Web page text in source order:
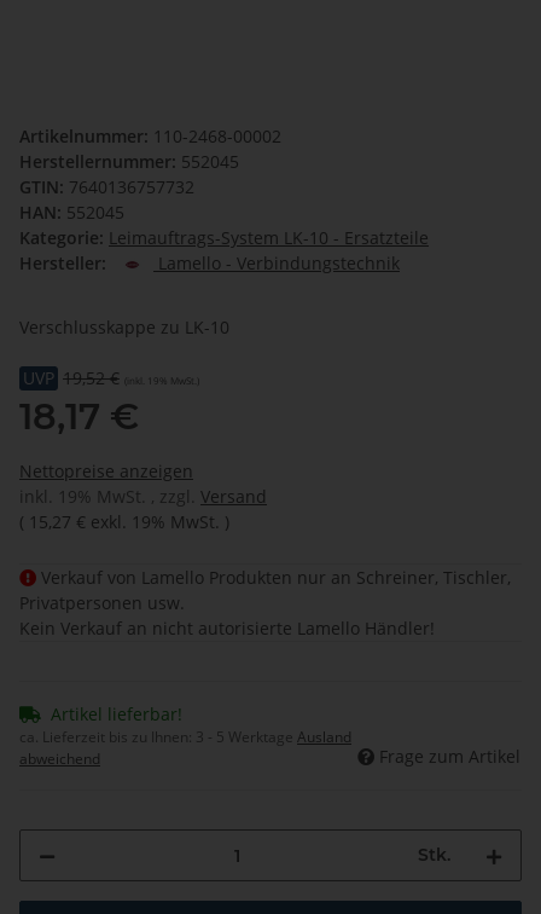
Artikelnummer: 110-2468-00002
Herstellernummer: 552045
GTIN: 7640136757732
HAN: 552045
Kategorie: Leimauftrags-System LK-10 - Ersatzteile
Hersteller:
Lamello - Verbindungstechnik
Verschlusskappe zu LK-10
UVP 19,52 € (inkl. 19% MwSt.)
18,17 €
Nettopreise anzeigen
inkl. 19% MwSt. , zzgl. Versand
( 15,27 € exkl. 19% MwSt. )
Verkauf von Lamello Produkten nur an Schreiner, Tischler,
Privatpersonen usw.
Kein Verkauf an nicht autorisierte Lamello Händler!
Artikel lieferbar!
ca. Lieferzeit bis zu Ihnen: 3 - 5 Werktage Ausland
abweichend
Frage zum Artikel
Stk.